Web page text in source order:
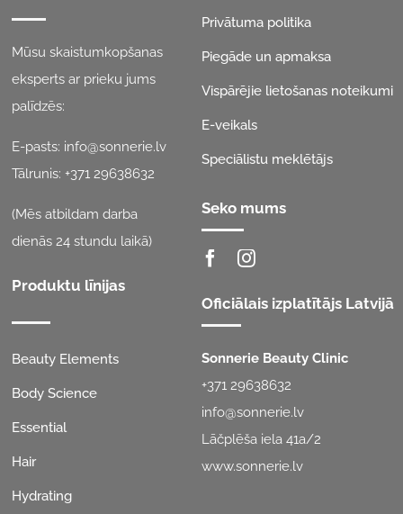
Mūsu skaistumkopšanas
eksperts ar prieku jums
palīdzēs:
E-pasts: info@sonnerie.lv
Tālrunis:+371 29638632
(Mēs atbildam darba
dienās 24 stundu laikā)
Produktu līnijas
Beauty Elements
Body Science
Essential
Hair
Hydrating
Privātuma politika
Piegāde un apmaksa
Vispārējie lietošanas noteikumi
E-veikals
Speciālistu meklētājs
Seko mums
Oficiālais izplatītājs Latvijā
Sonnerie Beauty Clinic
+371 29638632
info@sonnerie.lv
Lāčplēša iela 41a/2
www.sonnerie.lv